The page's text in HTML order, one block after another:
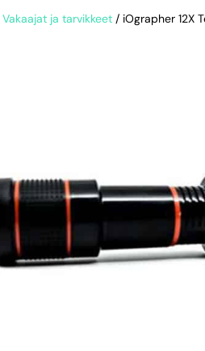
Vakaajat ja tarvikkeet / iOgrapher 12X